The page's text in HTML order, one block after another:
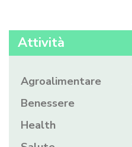
Attività
Agroalimentare
Benessere
Health